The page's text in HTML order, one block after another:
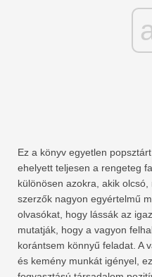
Ez a könyv egyetlen
ehelyett teljesen a rengeteg
különösen azokra, akik
szerzők nagyon egyértelmű
olvasókat, hogy lássák az
mutatják, hogy a vagyon
korántsem könnyű feladat. A
és kemény munkát igényel,